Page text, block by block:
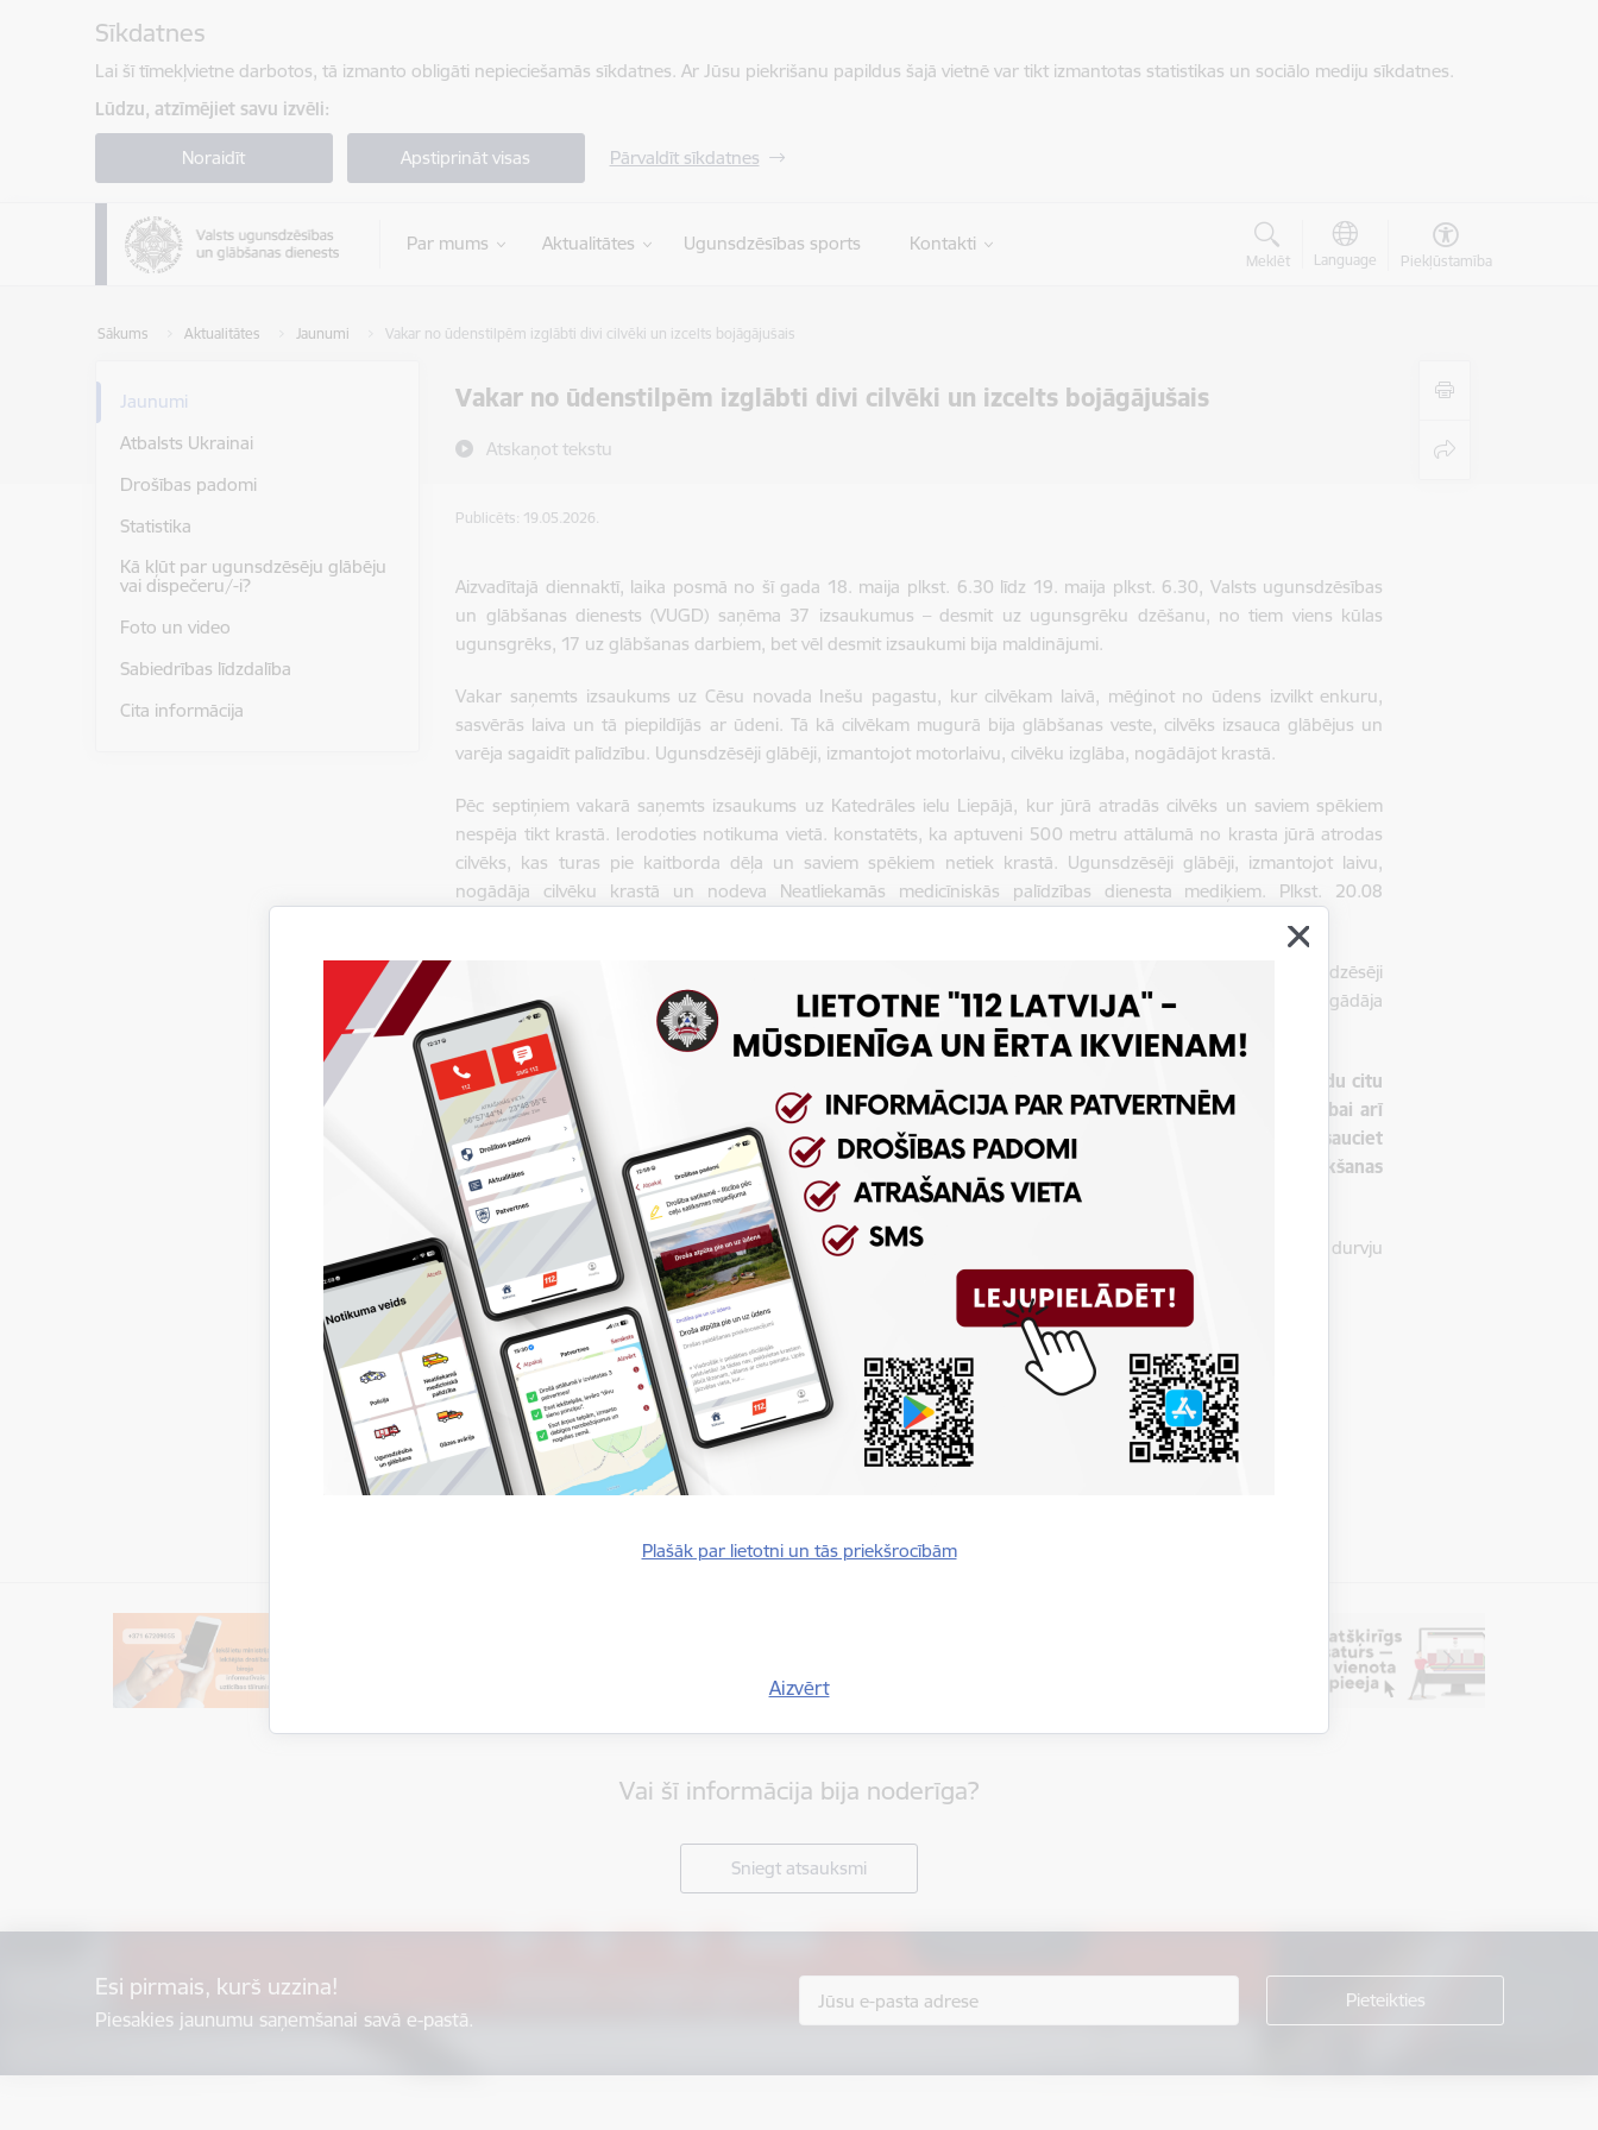
Sīkdatnes
Lai šī tīmekļvietne darbotos, tā izmanto obligāti nepieciešamās sīkdatnes. Ar Jūsu piekrišanu papildus šajā vietnē var tikt izmantotas statistikas un sociālo mediju sīkdatnes.
Lūdzu, atzīmējiet savu izvēli:
Noraidīt Apstiprināt visas Pārvaldīt sīkdatnes
Par mums Aktualitātes Ugunsdzēsības sports Kontakti
Meklēt Language Piekļūstamība
Sākums Aktualitātes Jaunumi Vakar no ūdenstilpēm izglābti divi cilvēki un izcelts bojāgājušais
Vakar no ūdenstilpēm izglābti divi cilvēki un izcelts bojāgājušais
Atskaņot tekstu
Plašāk par lietotni un tās priekšrocībām
Aizvērt
Jaunumi
Atbalsts Ukrainai
Drošības padomi
Statistika
Kā kļūt par ugunsdzēsēju glābēju
vai dispečeru/-i?
Foto un video
Sabiedrības līdzdalība
Cita informācija
Publicēts: 19.05.2026.
Aizvadītajā diennaktī, laika posmā no šī gada 18. maija plkst. 6.30 līdz 19. maija plkst. 6.30, Valsts ugunsdzēsības
un glābšanas dienests (VUGD) saņēma 37 izsaukumus – desmit uz ugunsgrēku dzēšanu, no tiem viens kūlas
ugunsgrēks, 17 uz glābšanas darbiem, bet vēl desmit izsaukumi bija maldinājumi.
Vakar saņemts izsaukums uz Cēsu novada Inešu pagastu, kur cilvēkam laivā, mēģinot no ūdens izvilkt enkuru,
sasvērās laiva un tā piepildījās ar ūdeni. Tā kā cilvēkam mugurā bija glābšanas veste, cilvēks izsauca glābējus un
varēja sagaidīt palīdzību. Ugunsdzēsēji glābēji, izmantojot motorlaivu, cilvēku izglāba, nogādājot krastā.
Pēc septiņiem vakarā saņemts izsaukums uz Katedrāles ielu Liepājā, kur jūrā atradās cilvēks un saviem spēkiem
nespēja tikt krastā. Ierodoties notikuma vietā. konstatēts, ka aptuveni 500 metru attālumā no krasta jūrā atrodas
cilvēks, kas turas pie kaitborda dēļa un saviem spēkiem netiek krastā. Ugunsdzēsēji glābēji, izmantojot laivu,
nogādāja cilvēku krastā un nodeva Neatliekamās medicīniskās palīdzības dienesta mediķiem. Plkst. 20.08
Šorīt saņemts izsaukums uz Ventspili, kur aculiecinieks informēja, ka ezerā redzama apgāzusies laiva. Ugunsdzēsēji
glābēji, apsekojot ezeru, atrada apgāzušos laivu un blakus tai – bojāgājušu cilvēku. Ugunsdzēsēji glābēji nogādāja
cilvēku un laivu krastā un nodeva Valsts policijas darbiniekiem.
VUGD atgādina - nodarbojoties ar kādu no ūdens sporta veidiem vai vizinoties ar laivu, kuteri vai kādu citu
peldlīdzekli, bērniem līdz 12 gadu vecumam glābšanas vestei obligāti ir jābūt uzvilktai! Papildu drošībai arī
pieaugušos aicinām izmantot glābšanas vestes! Gadījumos, ja redzat, ka cilvēks slīkst, nekavējoties izsauciet
glābējus pa tālruni 112, pēc iespējas precīzāk norādot nelaimes vietas koordinātes un piebraukšanas
iespējas!
Aizvadītajā diennaktī ugunsdzēsēji glābēji devās arī uz izsaukumiem, kuros dega vadi, atkritumi, koks, kūla, durvju
zvana poga, elektrolīnijas balsts, dzīvojamās mājas dūmvadā dega sodrēji, sadzīves mantas un siena.
Autors: VUGD Prevencijas pārvaldes Sabiedrības izglītošanas un informēšanas nodaļa
Saistītas tēmas
Aktualitātes: Jaunumi
Vai šī informācija bija noderīga?
Sniegt atsauksmi
Esi pirmais, kurš uzzina!
Piesakies jaunumu saņemšanai savā e-pastā.